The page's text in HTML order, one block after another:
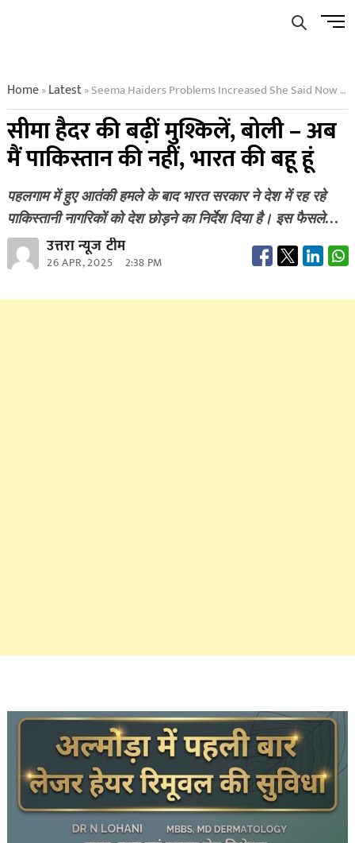
Menu
Home»Latest»Seema Haiders Problems Increased She Said Now I Am Not Pakistans But Indias Daughter In Law
सीमा हैदर की बढ़ीं मुश्किलें, बोली – अब
मैं पाकिस्तान की नहीं, भारत की बहू हूं
पहलगाम में हुए आतंकी हमले के बाद भारत सरकार ने देश में रह रहे
पाकिस्तानी नागरिकों को देश छोड़ने का निर्देश दिया है। इस फैसले…
उत्तरा न्यूज टीम
26 APR, 2025 2:38 PM